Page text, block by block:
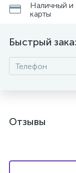
Наличный и
карты
Быстрый
Отзывы